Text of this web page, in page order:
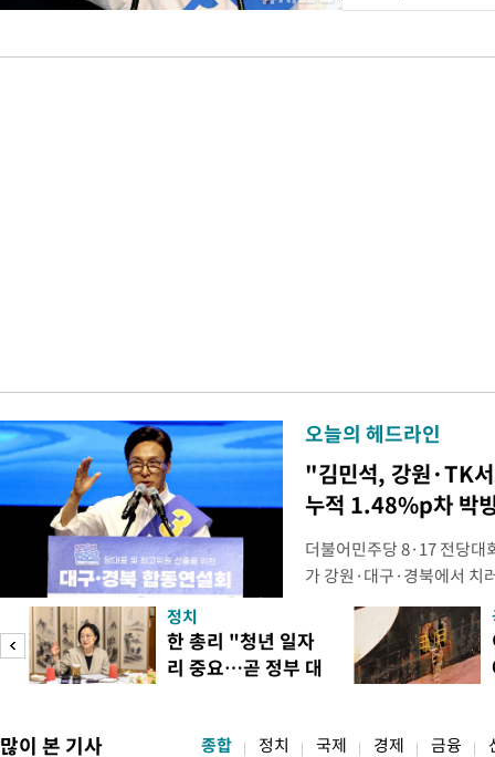
오늘의 헤드라인
"김민석, 강원·TK
누적 1.48%p차 박
더불어민주당 8·17 전당대
가 강원·대구·경북에서 치
48.54%(1만8977표)를 얻
를 1622표(4.14%p) 차로
·인천 권리당원 투표에서
적 합산(가중치 미반영)에
정치
한 총리 "청년 일자
리 중요…곧 정부 대
많이 본 기사 종합 정치 국제 경제 금융